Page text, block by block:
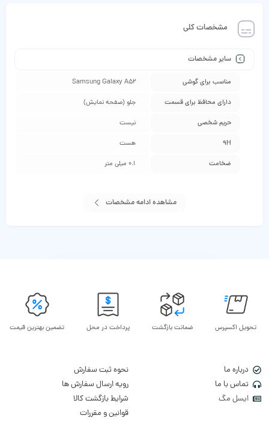
مشخصات کلی
سایر مشخصات
مناسب برای گوشی Samsung Galaxy A52
دارای محافظ برای قسمت جلو (صفحه نمایش)
حریم شخصی نیست
9H هست
ضخامت 0.1 میلی متر
مشاهده ادامه مشخصات
تحویل اکسپرس ضمانت بازگشت پرداخت در محل تضمین بهترین قیمت
درباره ما
تماس با ما
ایسل مگ
نحوه ثبت سفارش
رویه ارسال سفارش ها
شرایط بازگشت کالا
قوانین و مقررات